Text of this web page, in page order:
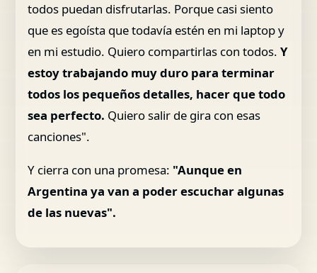
todos puedan disfrutarlas. Porque casi siento
que es egoísta que todavía estén en mi laptop y
en mi estudio. Quiero compartirlas con todos.Y
estoy trabajando muy duro para terminar
todos los pequeños detalles, hacer que todo
sea perfecto. Quiero salir de gira con esas
canciones".
Y cierra con una promesa: "Aunque en
Argentina ya van a poder escuchar algunas
de las nuevas".